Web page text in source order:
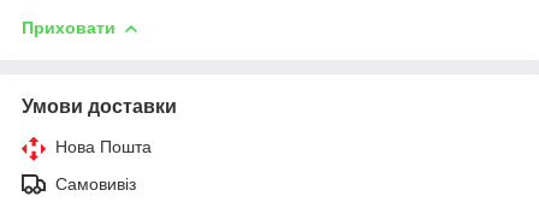
Приховати
Умови доставки
Нова Пошта
Самовивіз